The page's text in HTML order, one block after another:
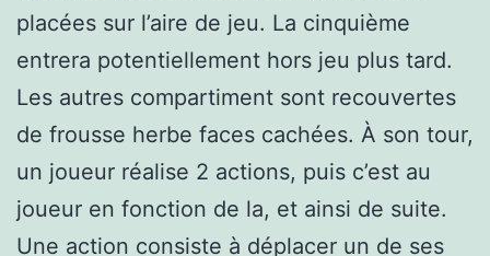
placées sur l’aire de jeu. La cinquième
entrera potentiellement hors jeu plus tard.
Les autres compartiment sont recouvertes
de frousse herbe faces cachées. À son tour,
un joueur réalise 2 actions, puis c’est au
joueur en fonction de la, et ainsi de suite.
Une action consiste à déplacer un de ses